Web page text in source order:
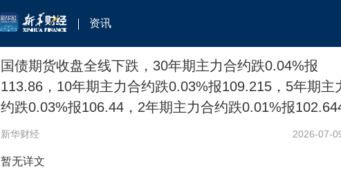
资讯
国债期货收盘全线下跌，30年期主力合约跌0.04%报
113.86，10年期主力合约跌0.03%报109.215，5年期主
约跌0.03%报106.44，2年期主力合约跌0.01%报102.644
新华财经 2026-07-
暂无详文